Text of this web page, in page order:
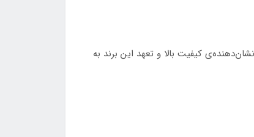
گارانتی و ۱۰ سال خدمات پس از فروش است که نشان‌دهنده‌ی کیفیت بالا و تعهد این برند به